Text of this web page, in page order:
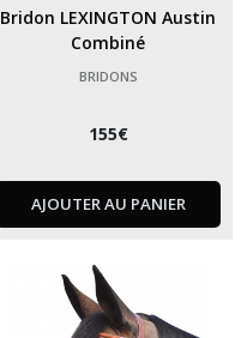
Bridon LEXINGTON Austin
Combiné
BRIDONS
155€
AJOUTER AU PANIER